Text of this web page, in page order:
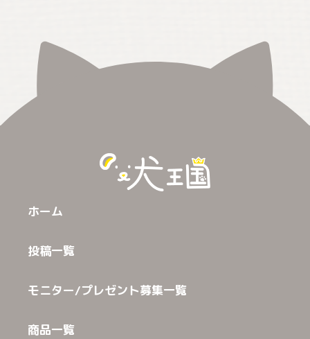
ホーム
投稿一覧
モニター/プレゼント募集一覧
商品一覧